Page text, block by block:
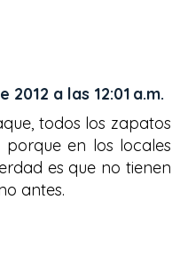
2012 a las 12:01 a.m.
todos los zapatos
en los locales
es que no tienen
antes.